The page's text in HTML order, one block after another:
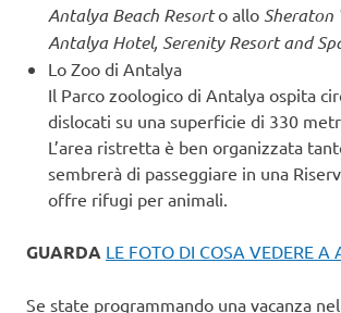
Antalya Beach Resorto allo Sheraton
Antalya Hotel, Serenity Resort and
Lo Zoo di Antalya
Il Parco zoologico di Antalya ospita
dislocati su una superficie di 330
L’area ristretta è ben organizzata
sembrerà di passeggiare in una
offre rifugi per animali.
GUARDA LE FOTO DI COSA VEDERE A
Se state programmando una vacanza